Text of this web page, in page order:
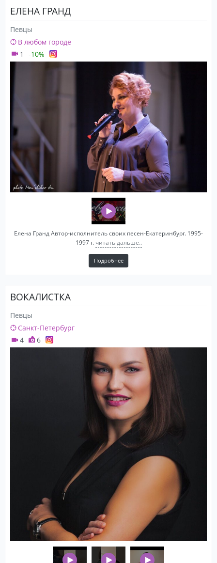
ЕЛЕНА ГРАНД
Певцы
В любом городе
1
-10%
Елена Гранд Автор-исполнитель своих песен-Екатеринбург. 1995-
1997 г. читать дальше..
Подробнее
ВОКАЛИСТКА
Певцы
Санкт-Петербург
4
6